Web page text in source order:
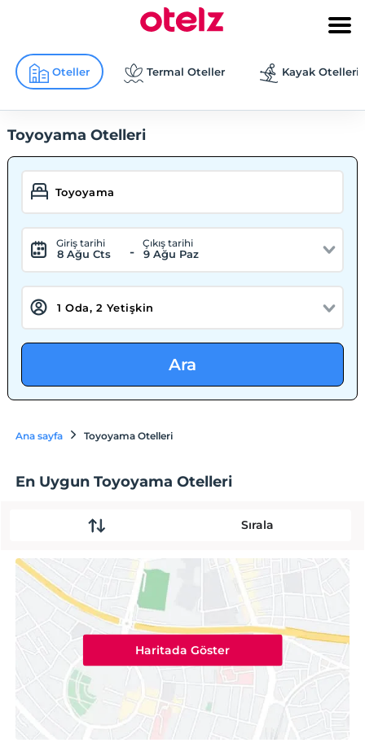
Oteller Termal Oteller Kayak Otelleri
Toyoyama Otelleri
Giriş tarihi
8 Ağu Cts -
Çıkış tarihi
9 Ağu Paz
Ara
Ana sayfa Toyoyama Otelleri
En Uygun Toyoyama Otelleri
Sırala
Haritada Göster